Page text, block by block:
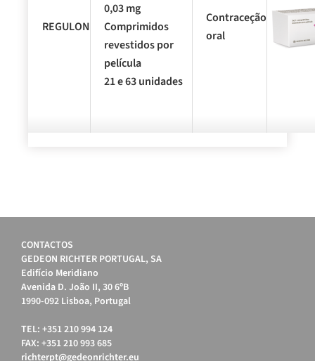
REGULON
0,03 mg
Comprimidos
revestidos por
película
21 e 63 unidades
Contraceção
oral
CONTACTOS
GEDEON RICHTER PORTUGAL, SA
Edifício Meridiano
Avenida D. João II, 30 6ºB
1990-092 Lisboa, Portugal
TEL: +351 210 994 124
FAX: +351 210 993 685
richterpt@gedeonrichter.eu